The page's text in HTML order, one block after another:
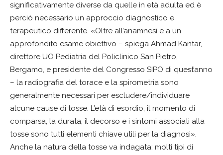
significativamente diverse da quelle in età adulta ed è
perciò necessario un approccio diagnostico e
terapeutico differente. «Oltre all’anamnesi e a un
approfondito esame obiettivo – spiega Ahmad Kantar,
direttore UO Pediatria del Policlinico San Pietro,
Bergamo, e presidente del Congresso SIPO di quest’anno
– la radiografia del torace e la spirometria sono
generalmente necessari per escludere/individuare
alcune cause di tosse. L’età di esordio, il momento di
comparsa, la durata, il decorso e i sintomi associati alla
tosse sono tutti elementi chiave utili per la diagnosi».
Anche la natura della tosse va indagata: molti tipi di